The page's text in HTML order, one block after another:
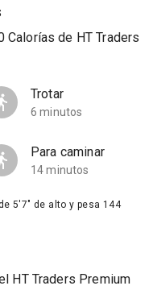
Calorías de HT Traders
Trotar
6 minutos
Para caminar
14 minutos
5'7" de alto y pesa 144
HT Traders Premium